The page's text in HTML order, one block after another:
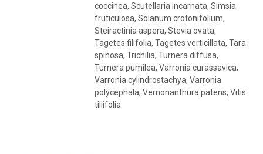
coccinea, Scutellaria incarnata, Simsia
fruticulosa, Solanum crotonifolium,
Steiractinia aspera, Stevia ovata,
Tagetes filifolia, Tagetes verticillata, Tara
spinosa, Trichilia, Turnera diffusa,
Turnera pumilea, Varronia curassavica,
Varronia cylindrostachya, Varronia
polycephala, Vernonanthura patens, Vitis
tiliifolia